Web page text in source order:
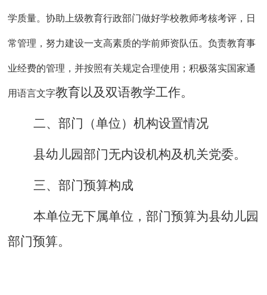
学质量。协助上级教育行政部门做好学校教师考核考评，日
常管理，努力建设一支高素质的学前师资队伍。负责教育事
业经费的管理，并按照有关规定合理使用；积极落实国家通
用语言文字教育以及双语教学工作。
二、部门（单位）机构设置情况
县幼儿园部门无内设机构及机关党委。
三、部门预算构成
本单位无下属单位 ，部门预算为县幼儿园
部门预算。